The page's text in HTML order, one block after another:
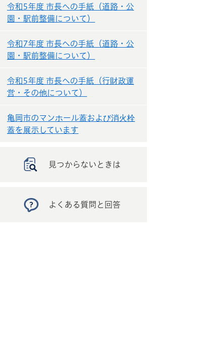
令和5年度 市長への手紙（道路・公
園・駅前整備について）
令和7年度 市長への手紙（道路・公
園・駅前整備について）
令和5年度 市長への手紙（行財政運
営・その他について）
亀岡市のマンホール蓋および消火栓
蓋を展示しています
見つからないときは
よくある質問と回答